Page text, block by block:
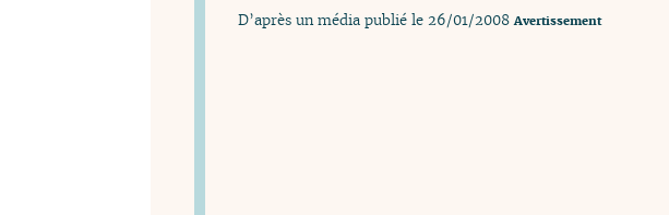
D’après un média publié le 26/01/2008 Avertissement